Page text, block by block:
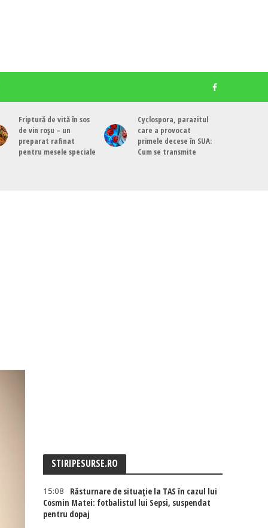
Friptură de vită în sos
de vin roșu – un
preparat rafinat
pentru mesele speciale
Cyclospora, parazitul
care a provocat
primele decese în SUA:
Cum se transmite
STIRIPESURSE.RO
15:08
Răsturnare de situație la TAS în cazul lui
Cosmin Matei: fotbalistul lui Sepsi, suspendat
pentru dopaj